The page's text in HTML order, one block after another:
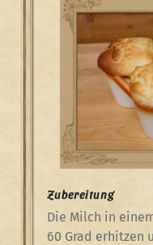
Zubereitung
Die Milch in
60 Grad erhitzen